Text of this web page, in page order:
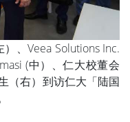
、Veea Solutions Inc.
(中）、仁大校董会
（右）到访仁大「陆国